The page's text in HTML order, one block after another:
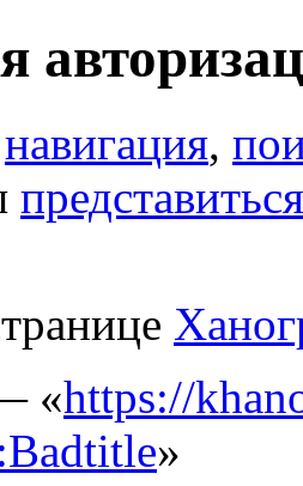
навигация,
представиться
«https://
»